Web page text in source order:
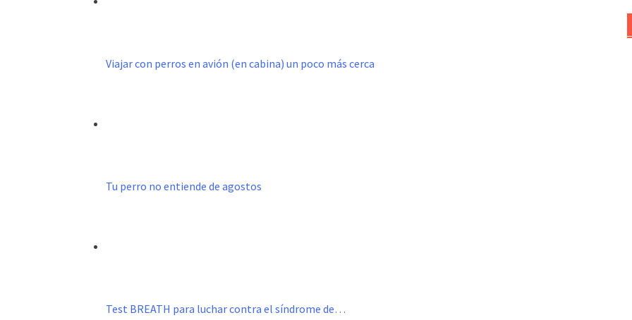
Viajar con perros en avión (en cabina) un poco más cerca
Tu perro no entiende de agostos
Test BREATH para luchar contra el síndrome de…